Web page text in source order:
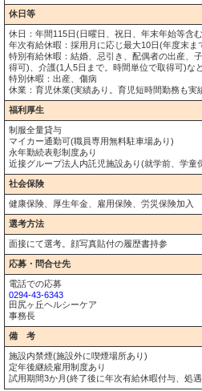
休日等
休日：年間115日(日曜日、祝日、年末年始等含
年次有給休暇：採用月に応じ最大10日(年度末ま
特別有給休暇：結婚、忌引き、配偶者の出産、
得可)、介護(1人5日まで。時間単位で取得可)な
特別休暇：出産、傷病
休業：育児休業(実績あり。育児短時間勤務も実
福利厚生
制服全量貸与
マイカー通勤可(職員専用無料駐車場あり)
永年勤続表彰制度あり
近接グループ法人内託児施設あり(就学前、学童
社会保険
健康保険、厚生年金、雇用保険、労災保険加入
選考方法
面接にて選考。顔写真貼付の履歴書持参
応募・問合せ先
電話での応募
0294-43-6343
田尻ヶ丘ヘルシーケア
事務長
備 考
施設内禁煙(施設外に喫煙場所あり)
定年後継続雇用制度あり
試用期間3か月(終了後に年次有給休暇付与、処